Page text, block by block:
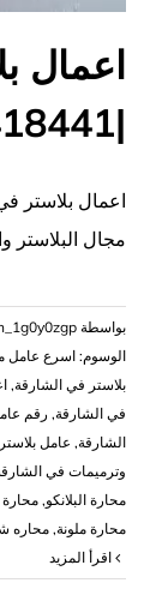
اعمال
|0503418441
اعمال بلاستر
مجال البلاستر
بواسطة
الوسوم:اسرع عامل
بلاستر في الشارقة,
في الشارقة, رقم
الشارقة, عامل
وترميمات في
محارة البلانكو,
محارة ملونة, محاره